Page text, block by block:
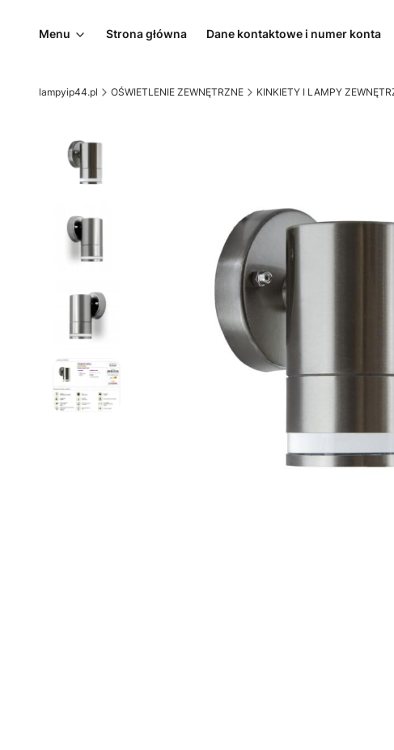
Menu Strona główna Dane kontaktowe i numer konta
lampyip44.pl OŚWIETLENIE ZEWNĘTRZNE KINKIETY I LAMPY